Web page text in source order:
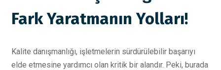
Fark Yaratmanın Yolları!
Kalite danışmanlığı, işletmelerin sürdürülebilir başarıyı
elde etmesine yardımcı olan kritik bir alandır. Peki, burada